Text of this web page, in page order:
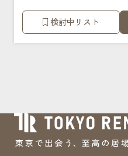
検討中リスト